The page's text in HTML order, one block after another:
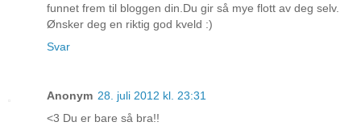
funnet frem til bloggen din.Du gir så mye flott av deg selv.
Ønsker deg en riktig god kveld :)
Svar
Anonym 28. juli 2012 kl. 23:31
<3 Du er bare så bra!!